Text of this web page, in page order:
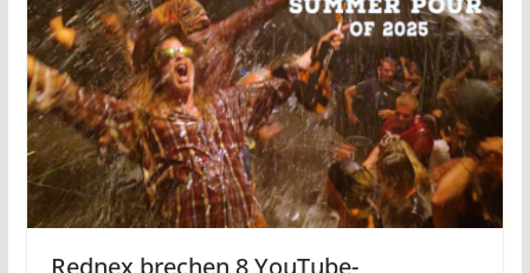
Rednex brechen 8 YouTube-